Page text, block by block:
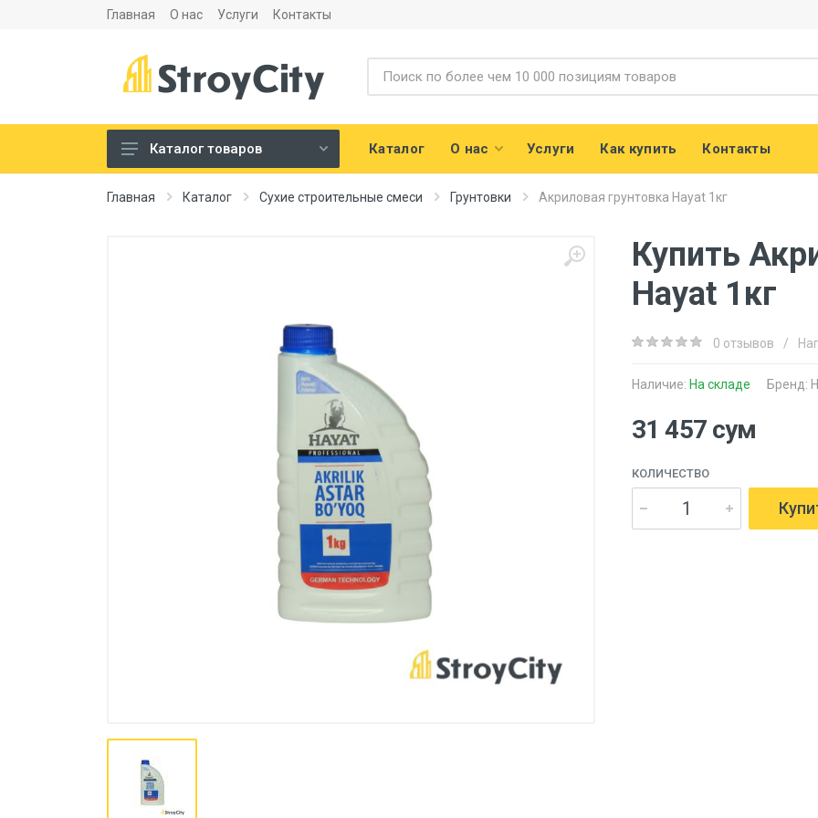
Главная О нас Услуги Контакты
Листовые материалы и
аксессуары
Каталог товаров Каталог О нас Услуги Как купить Контакты
Главная Каталог Сухие строительные смеси Грунтовки Акриловая грунтовка Hayat 1кг
Купить
Hayat 1кг
0 отзывов /
Наличие: На складе Бренд:
31 457 сум
КОЛИЧЕСТВО